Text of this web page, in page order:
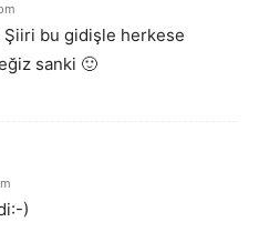
bu gidişle herkese
sanki 🙂
)